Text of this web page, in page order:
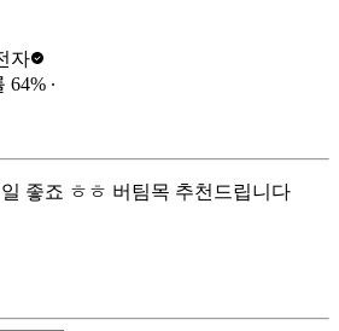
자
64% ∙
좋죠 ㅎㅎ 버팀목 추천드립니다